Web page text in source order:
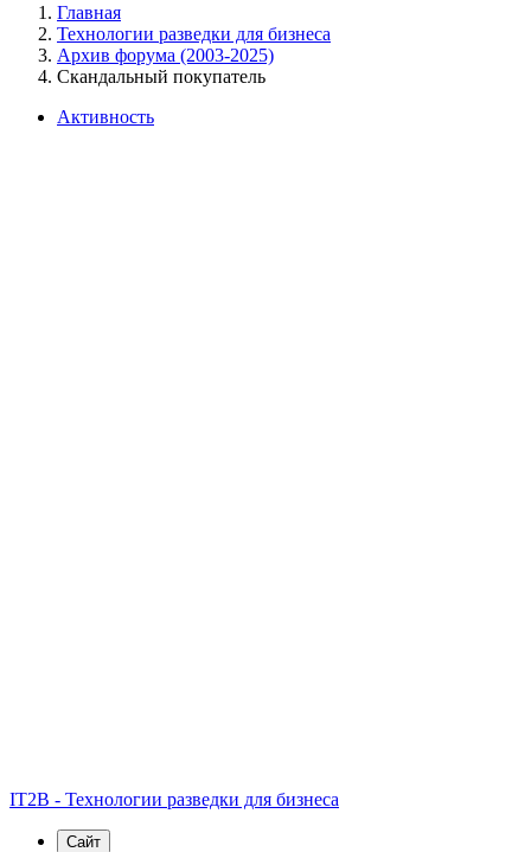
Главная
Технологии разведки для бизнеса
Архив форума (2003-2025)
Скандальный покупатель
Активность
IT2B - Технологии разведки для бизнеса
Сайт